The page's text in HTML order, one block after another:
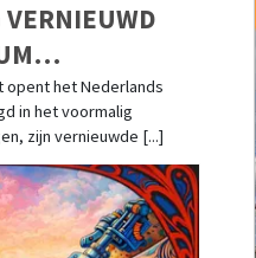
opent het Nederlands
in het voormalig
zijn vernieuwde [...]